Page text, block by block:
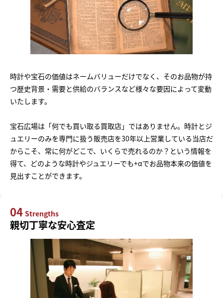
時計や宝石の価値はネームバリューだけでなく、そのお品物が持
つ歴史背景・需要と供給のバランスなど様々な要因によって変動
いたします。
宝石広場は「何でも買い取る買取店」ではありません。時計とジ
ュエリーのみを専門に扱う販売店を30年以上営業している当店だ
からこそ、常に何がどこで、いくらで売れるのか？という情報を
得て、どのような時計やジュエリーでも+αでお品物本来の価値を
見出すことができます。
04 Strengths
親切丁寧な安心査定